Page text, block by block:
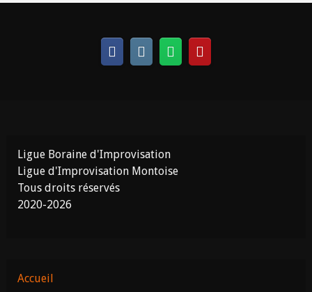
Ligue Boraine d'Improvisation
Ligue d'Improvisation Montoise
Tous droits réservés
2020-2026
Accueil